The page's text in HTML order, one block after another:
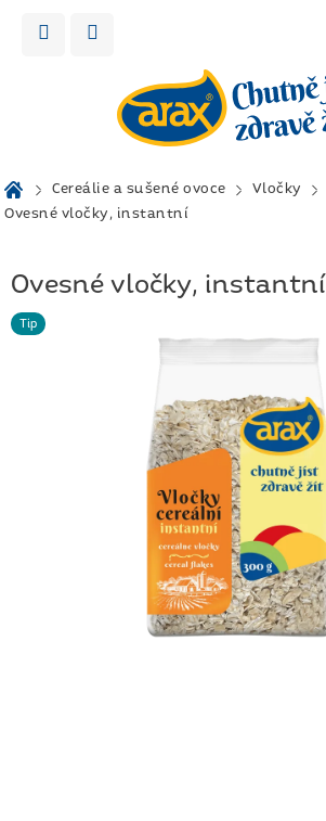
DomůCereálie a sušené ovoce
Vločky
Ovesné vločky, instantní
Ovesné vločky, instantní
Tip